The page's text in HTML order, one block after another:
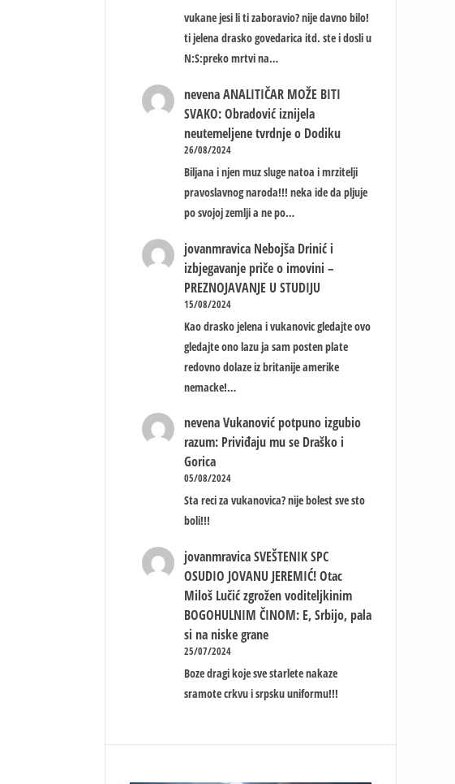
vukane jesi li ti zaboravio? nije davno bilo!
ti jelena drasko govedarica itd. ste i dosli u
N:S:preko mrtvi na…
nevena ANALITIČAR MOŽE BITI
SVAKO: Obradović iznijela
neutemeljene tvrdnje o Dodiku
26/08/2024
Biljana i njen muz sluge natoa i mrzitelji
pravoslavnog naroda!!! neka ide da pljuje
po svojoj zemlji a ne po…
jovanmravica Nebojša Drinić i
izbjegavanje priče o imovini –
PREZNOJAVANJE U STUDIJU
15/08/2024
Kao drasko jelena i vukanovic gledajte ovo
gledajte ono lazu ja sam posten plate
redovno dolaze iz britanije amerike
nemacke!…
nevena Vukanović potpuno izgubio
razum: Priviđaju mu se Draško i
Gorica
05/08/2024
Sta reci za vukanovica? nije bolest sve sto
boli!!!
jovanmravica SVEŠTENIK SPC
OSUDIO JOVANU JEREMIĆ! Otac
Miloš Lučić zgrožen voditeljkinim
BOGOHULNIM ČINOM: E, Srbijo, pala
si na niske grane
25/07/2024
Boze dragi koje sve starlete nakaze
sramote crkvu i srpsku uniformu!!!